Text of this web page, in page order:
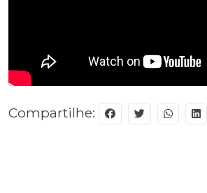
Compartilhe: